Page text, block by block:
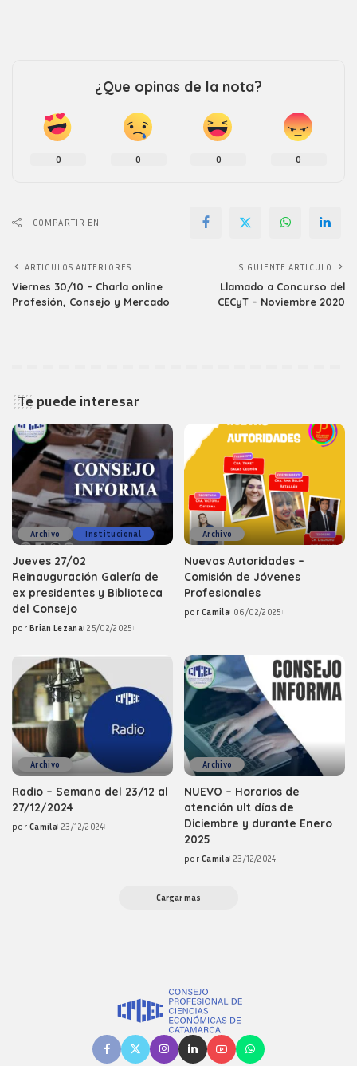
¿Que opinas de la nota?
0 0 0 0
COMPARTIR EN
ARTICULOS ANTERIORES
Viernes 30/10 – Charla online
Profesión, Consejo y Mercado
SIGUIENTE ARTICULO
Llamado a Concurso del
CECyT – Noviembre 2020
Te puede interesar
Archivo Institucional
Jueves 27/02
Reinauguración Galería de
ex presidentes y Biblioteca
del Consejo
Posted
por Brian Lezana 25/02/2025
Archivo
Nuevas Autoridades –
Comisión de Jóvenes
Profesionales
Posted
por Camila 06/02/2025
Archivo
Radio – Semana del 23/12 al
27/12/2024
Posted
por Camila 23/12/2024
Archivo
NUEVO – Horarios de
atención ult días de
Diciembre y durante Enero
2025
Posted
por Camila 23/12/2024
Cargar mas